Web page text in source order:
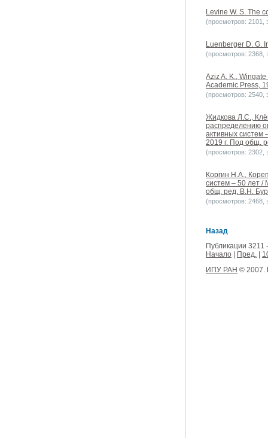
Levine W. S. The
(просмотров: 2101,
Luenberger D. G.
(просмотров: 2368,
Aziz A. K.,
Academic Press,
(просмотров: 2540,
Жидкова Л.С.,
распределению
активных систем
2019 г. Под общ.
(просмотров: 2302,
Коргин Н.А.,
систем – 50 лет /
общ. ред. В.Н.
(просмотров: 2468,
Назад
Публикации 3211
Начало
Пред.
ИПУ РАН © 2007.